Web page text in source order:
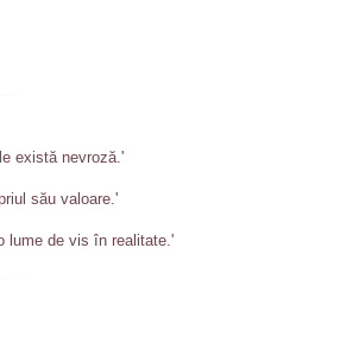
există nevroză.'
său valoare.'
lume de vis în realitate.'